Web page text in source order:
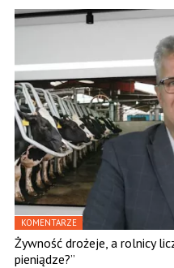
KOMENTARZE
Żywność drożeje, a rolnicy
pieniądze?”